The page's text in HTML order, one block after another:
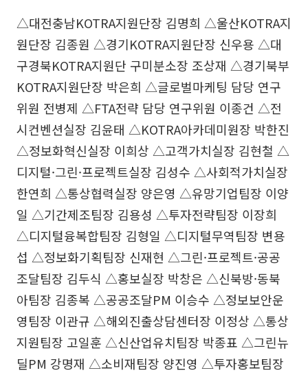
△대전충남KOTRA지원단장 김명희 △울산KOTRA지
원단장 김종원 △경기KOTRA지원단장 신우용 △대
구경북KOTRA지원단 구미분소장 조상재 △경기북부
KOTRA지원단장 박은희 △글로벌마케팅 담당 연구
위원 전병제 △FTA전략 담당 연구위원 이종건 △전
시컨벤션실장 김윤태 △KOTRA아카데미원장 박한진
△정보화혁신실장 이희상 △고객가치실장 김현철 △
디지털·그린·프로젝트실장 김성수 △사회적가치실장
한연희 △통상협력실장 양은영 △유망기업팀장 이양
일 △기간제조팀장 김용성 △투자전략팀장 이장희
△디지털융복합팀장 김형일 △디지털무역팀장 변용
섭 △정보화기획팀장 신재현 △그린·프로젝트·공공
조달팀장 김두식 △홍보실장 박창은 △신북방·동북
아팀장 김종복 △공공조달PM 이승수 △정보보안운
영팀장 이관규 △해외진출상담센터장 이정상 △통상
지원팀장 고일훈 △신산업유치팀장 박종표 △그린뉴
딜PM 강명재 △소비재팀장 양진영 △투자홍보팀장